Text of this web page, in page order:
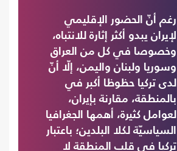
رغم أنّ الحضور الإقليمي
لإيران يبدو أكثر إثارة للانتباه،
وخصوصا في كل من العراق
وسوريا ولبنان واليمن، إلّا أنّ
لدى تركيا حظوظا أكبر في
بالمنطقة، مقارنة بإيران،
لعوامل كثيرة، أهمها الجغرافيا
السياسيّة لكلا البلدين؛ باعتبار
تركيا في قلب المنطقة لا